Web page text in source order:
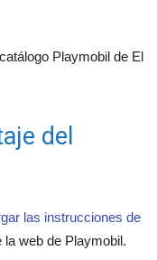
Playmobil de El
del
las instrucciones de
la web de Playmobil.